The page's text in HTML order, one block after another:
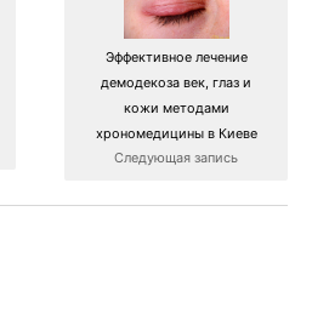
Эффективное лечение
демодекоза век, глаз и
кожи методами
хрономедицины в Киеве
Следующая запись